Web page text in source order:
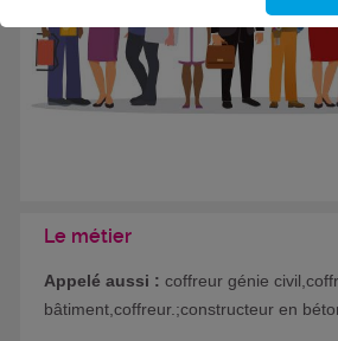
Le métier
Appelé aussi : coffreur génie
bâtiment,coffreur.;constructeur en